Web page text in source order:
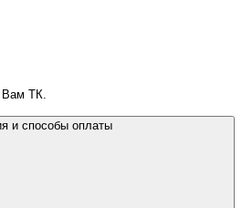
Вам ТК.
и способы оплаты